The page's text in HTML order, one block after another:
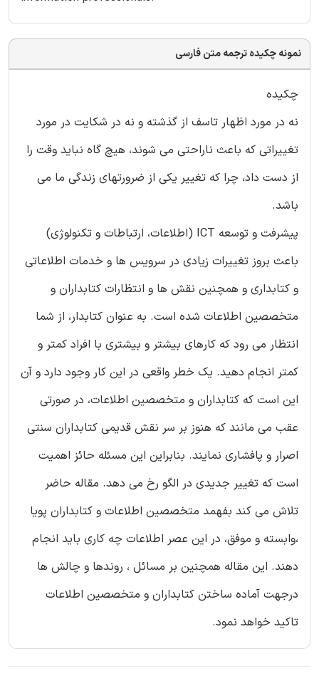
نمونه چکیده ترجمه متن فارسی
چکیده
نه در مورد اظهار تاسف از گذشته و نه در شکایت در مورد
تغییراتی که باعث ناراحتی می شوند، هیچ گاه نباید وقت را
از دست داد، چرا که تغییر یکی از ضرورتهای زندگی ما می
باشد.
پیشرفت و توسعه ICT (اطلاعات، ارتباطات و تکنولوژی)
باعث بروز تغییرات زیادی در سرویس ها و خدمات اطلاعاتی
و کتابداری و همچنین نقش ها و انتظارات کتابداران و
متخصصین اطلاعات شده است. به عنوان کتابدار، از شما
انتظار می رود که کارهای بیشتر و بیشتری با افراد کمتر و
کمتر انجام دهید. یک خطر واقعی در این کار وجود دارد و آن
این است که کتابداران و متخصصین اطلاعات، در صورتی
عقب می مانند که هنوز بر سر نقش قدیمی کتابداران سنتی
اصرار و پافشاری نمایند. بنابراین این مسئله حائز اهمیت
است که تغییر جدیدی در الگو رخ می دهد. مقاله حاضر
تلاش می کند بفهمد متخصصین اطلاعات و کتابداران پویا
،وابسته و موفق، در این عصر اطلاعات چه کاری باید انجام
دهند. این مقاله همچنین بر مسائل ، روندها و چالش ها
درجهت آماده ساختن کتابداران و متخصصین اطلاعات
تاکید خواهد نمود.